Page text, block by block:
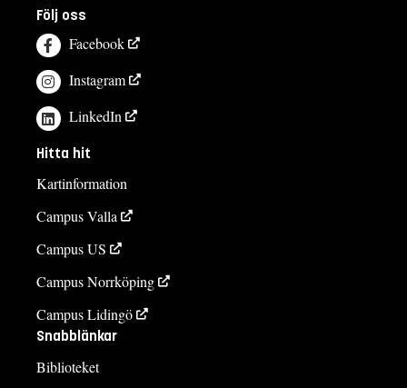
Följ oss
Facebook
Instagram
LinkedIn
Hitta hit
Kartinformation
Campus Valla
Campus US
Campus Norrköping
Campus Lidingö
Snabblänkar
Biblioteket